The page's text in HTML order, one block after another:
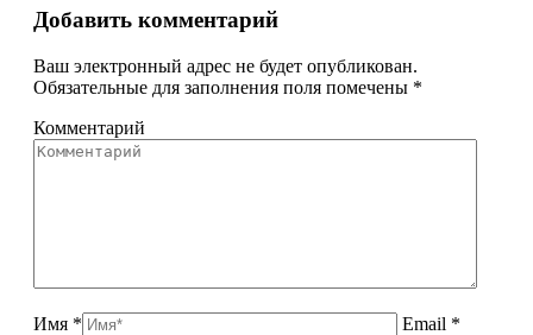
Добавить комментарий
Ваш электронный адрес не будет опубликован.
Обязательные для заполнения поля помечены *
Комментарий
Имя *
Email *